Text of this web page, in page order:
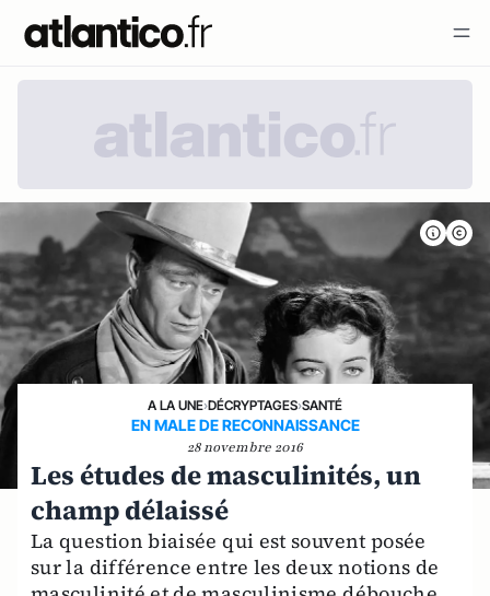
A LA UNE›DÉCRYPTAGES›SANTÉ
EN MALE DE RECONNAISSANCE
28 novembre 2016
Les études de masculinités, un
champ délaissé
La question biaisée qui est souvent posée
sur la différence entre les deux notions de